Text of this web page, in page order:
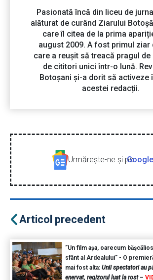
Pasionată încă din liceu de
alăturat de curând Ziarului
care îl citea de la prima
august 2009. A fost primul ziar
care a reușit să treacă pragul de
de cititori unici într-o lună.
Botoșani și-a dorit să activeze
acestei redacții.
Urmăreşte-ne şi pe
Articol precedent
”Un film așa, oarecum
sfânt al Ardealului” - O
mai fost alta: Unii spectatori au
enervat, regizorul luat la rost –